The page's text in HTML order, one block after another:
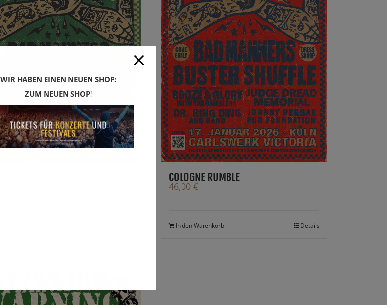
COLOGNE RUMBLE
46,00 €
In den Warenkorb Details
WIR HABEN EINEN NEUEN SHOP:
ZUM NEUEN SHOP!